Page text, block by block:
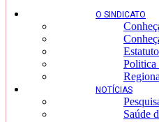
O SINDICATO
Politica
NOTÍCIAS
Saúde